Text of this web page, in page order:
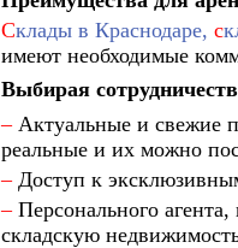
Склады в Краснодаре, с
имеют необходимые
Выбирая
–Актуальные и свежие
реальные и их можно
–Доступ к
–Персонального
складскую